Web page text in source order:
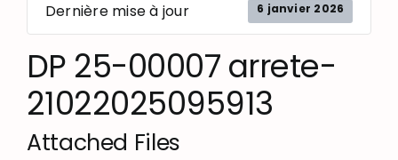
Dernière mise à jour 6 janvier 2026
DP 25-00007 arrete-
21022025095913
Attached Files